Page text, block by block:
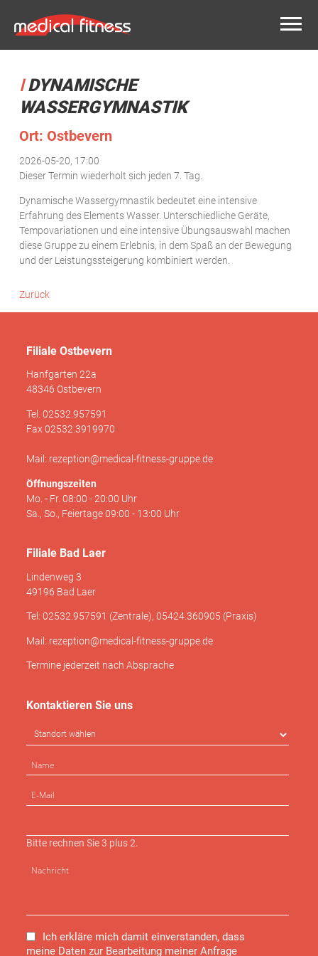
DYNAMISCHE
WASSERGYMNASTIK
Ort: Ostbevern
2026-05-20, 17:00
Dieser Termin wiederholt sich jeden 7. Tag.
Dynamische Wassergymnastik bedeutet eine intensive
Erfahrung des Elements Wasser. Unterschiedliche Geräte,
Tempovariationen und eine intensive Übungsauswahl machen
diese Gruppe zu einem Erlebnis, in dem Spaß an der Bewegung
und der Leistungssteigerung kombiniert werden.
Zurück
Filiale Ostbevern
Hanfgarten 22a
48346 Ostbevern
Tel. 02532.957591
Fax 02532.3919970
Mail: rezeption@medical-fitness-gruppe.de
Öffnungszeiten
Mo. - Fr. 08:00 - 20:00 Uhr
Sa., So., Feiertage 09:00 - 13:00 Uhr
Filiale Bad Laer
Lindenweg 3
49196 Bad Laer
Tel: 02532.957591 (Zentrale), 05424.360905 (Praxis)
Mail: rezeption@medical-fitness-gruppe.de
Termine jederzeit nach Absprache
Kontaktieren Sie uns
Bitte rechnen Sie 3 plus 2.
Ich erkläre mich damit einverstanden, dass
meine Daten zur Bearbeitung meiner Anfrage